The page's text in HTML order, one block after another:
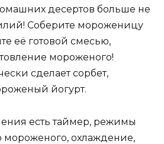
десертов больше не
Соберите мороженицу
её готовой смесью,
мороженого!
сделает сорбет,
йогурт.
есть таймер, режимы
мороженого, охлаждение,